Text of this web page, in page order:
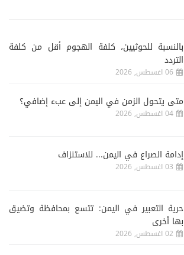
‏بالنسبة للحوثيين، كلفة الهجوم أقل من كلفة
التردد
06 اغسطس, 2026
متى يتحول الزمن في اليمن إلى عبء إضافي؟
04 اغسطس, 2026
إدامة الصراع في اليمن... للاستنزاف
03 اغسطس, 2026
حرية التعبير في اليمن: تتسع بمحافظة وتضيق
بها أخرى
02 اغسطس, 2026